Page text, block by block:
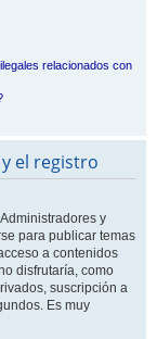
relacionados con
el registro
y
para publicar temas
a contenidos
disfrutaría, como
suscripción a
Es muy